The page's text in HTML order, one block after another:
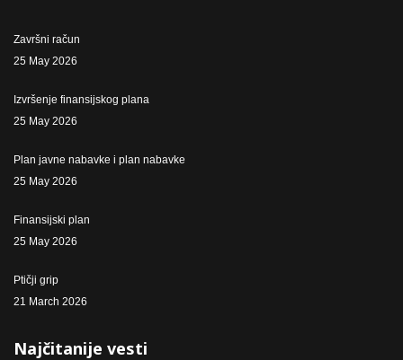
Završni račun
25 May 2026
Izvršenje finansijskog plana
25 May 2026
Plan javne nabavke i plan nabavke
25 May 2026
Finansijski plan
25 May 2026
Ptičji grip
21 March 2026
Najčitanije vesti